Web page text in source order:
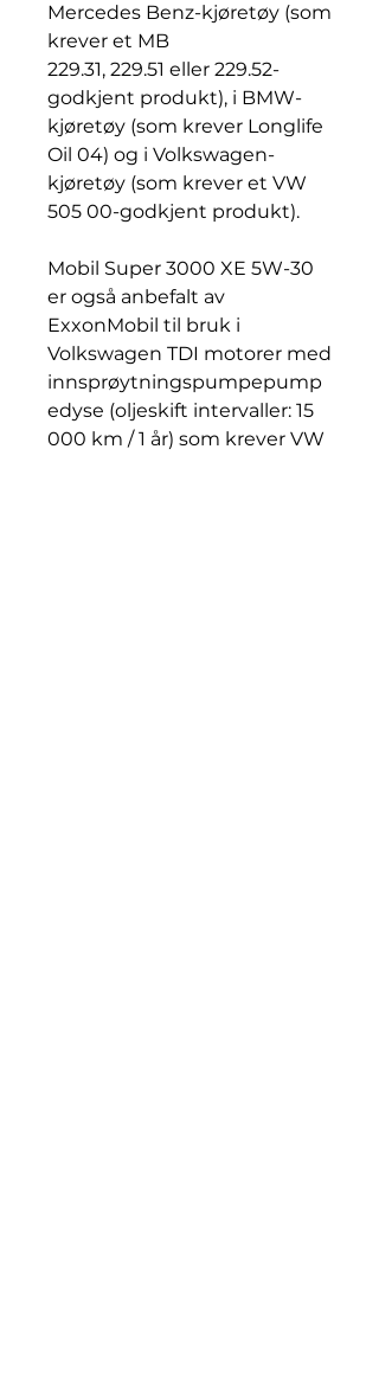
Mercedes Benz-kjøretøy (som
krever et MB
229.31, 229.51 eller 229.52-
godkjent produkt), i BMW-
kjøretøy (som krever Longlife
Oil 04) og i Volkswagen-
kjøretøy (som krever et VW
505 00-godkjent produkt).
Mobil Super 3000 XE 5W-30
er også anbefalt av
ExxonMobil til bruk i
Volkswagen TDI motorer med
innsprøytningspumpepump
edyse (oljeskift intervaller: 15
000 km / 1 år) som krever VW